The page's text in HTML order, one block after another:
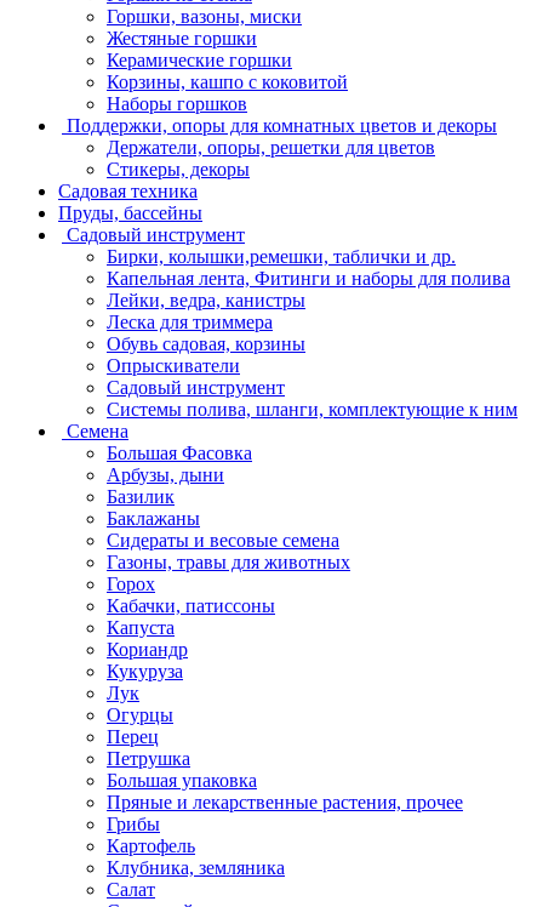
Горшки, вазоны, миски
Жестяные горшки
Керамические горшки
Корзины, кашпо с коковитой
Наборы горшков
Поддержки, опоры для комнатных цветов и декоры
Держатели, опоры, решетки для цветов
Стикеры, декоры
Садовая техника
Пруды, бассейны
Садовый инструмент
Бирки, колышки,ремешки, таблички и др.
Капельная лента, Фитинги и наборы для полива
Лейки, ведра, канистры
Леска для триммера
Обувь садовая, корзины
Опрыскиватели
Садовый инструмент
Системы полива, шланги, комплектующие к ним
Семена
Большая Фасовка
Арбузы, дыни
Базилик
Баклажаны
Сидераты и весовые семена
Газоны, травы для животных
Горох
Кабачки, патиссоны
Капуста
Кориандр
Кукуруза
Лук
Огурцы
Перец
Петрушка
Большая упаковка
Пряные и лекарственные растения, прочее
Грибы
Картофель
Клубника, земляника
Салат